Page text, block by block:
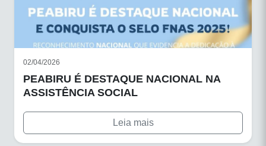
02/04/2026
PEABIRU É DESTAQUE NACIONAL NA
ASSISTÊNCIA SOCIAL
Leia mais